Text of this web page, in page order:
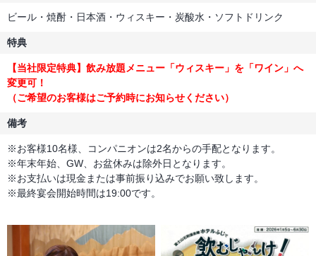
ビール・焼酎・日本酒・ウィスキー・炭酸水・ソフトドリンク
特典
【当社限定特典】飲み放題メニュー「ウィスキー」を「ワイン」へ
変更可！
（ご希望のお客様はご予約時にお知らせください）
備考
※お客様10名様、コンパニオンは2名からの手配となります。
※年末年始、GW、お盆休みは除外日となります。
※お支払いは現金または事前振り込みでお願い致します。
※最終宴会開始時間は19:00です。